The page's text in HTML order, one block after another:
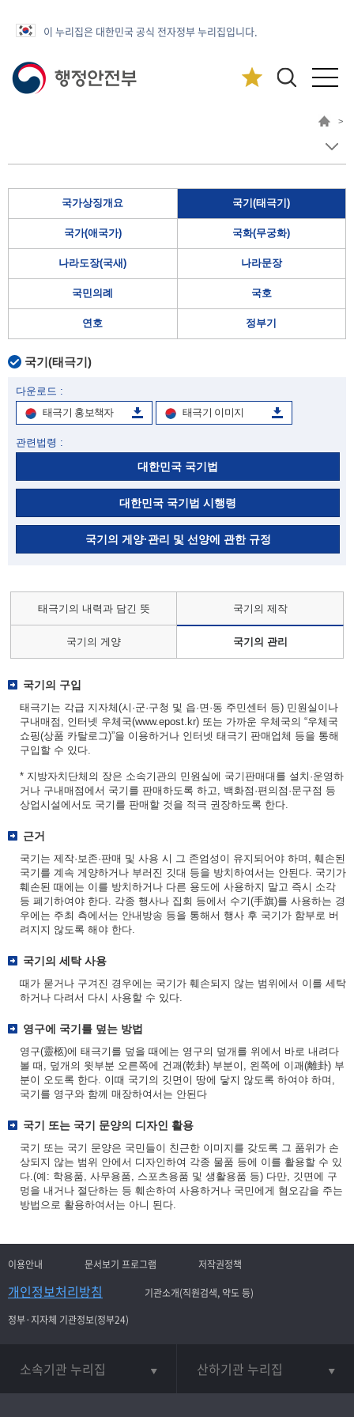
이 누리집은 대한민국 공식 전자정부 누리집입니다.
>
국가상징개요 국기(태극기)
국가(애국가) 국화(무궁화)
나라도장(국새) 나라문장
국민의례 국호
연호 정부기
국기(태극기)
다운로드 :
태극기 홍보책자
태극기 이미지
관련법령 :
대한민국 국기법
대한민국 국기법 시행령
국기의 게양·관리 및 선양에 관한 규정
태극기의 내력과 담긴 뜻 국기의 제작
국기의 게양 국기의 관리
국기의 구입
태극기는 각급 지자체(시·군·구청 및 읍·면·동 주민센터 등) 민원실이나
구내매점, 인터넷 우체국(www.epost.kr) 또는 가까운 우체국의 “우체국
쇼핑(상품 카탈로그)”을 이용하거나 인터넷 태극기 판매업체 등을 통해
구입할 수 있다.
* 지방자치단체의 장은 소속기관의 민원실에 국기판매대를 설치·운영하
거나 구내매점에서 국기를 판매하도록 하고, 백화점·편의점·문구점 등
상업시설에서도 국기를 판매할 것을 적극 권장하도록 한다.
근거
국기는 제작·보존·판매 및 사용 시 그 존엄성이 유지되어야 하며, 훼손된
국기를 계속 게양하거나 부러진 깃대 등을 방치하여서는 안된다. 국기가
훼손된 때에는 이를 방치하거나 다른 용도에 사용하지 말고 즉시 소각
등 폐기하여야 한다. 각종 행사나 집회 등에서 수기(手旗)를 사용하는 경
우에는 주최 측에서는 안내방송 등을 통해서 행사 후 국기가 함부로 버
려지지 않도록 해야 한다.
국기의 세탁 사용
때가 묻거나 구겨진 경우에는 국기가 훼손되지 않는 범위에서 이를 세탁
하거나 다려서 다시 사용할 수 있다.
영구에 국기를 덮는 방법
영구(靈柩)에 태극기를 덮을 때에는 영구의 덮개를 위에서 바로 내려다
볼 때, 덮개의 윗부분 오른쪽에 건괘(乾卦) 부분이, 왼쪽에 이괘(離卦) 부
분이 오도록 한다. 이때 국기의 깃면이 땅에 닿지 않도록 하여야 하며,
국기를 영구와 함께 매장하여서는 안된다
국기 또는 국기 문양의 디자인 활용
국기 또는 국기 문양은 국민들이 친근한 이미지를 갖도록 그 품위가 손
상되지 않는 범위 안에서 디자인하여 각종 물품 등에 이를 활용할 수 있
다.(예: 학용품, 사무용품, 스포츠용품 및 생활용품 등) 다만, 깃면에 구
멍을 내거나 절단하는 등 훼손하여 사용하거나 국민에게 혐오감을 주는
방법으로 활용하여서는 아니 된다.
이용안내 문서보기 프로그램 저작권정책
개인정보처리방침
기관소개(직원검색, 약도 등)
정부·지자체 기관정보(정부24)
소속기관 누리집 산하기관 누리집